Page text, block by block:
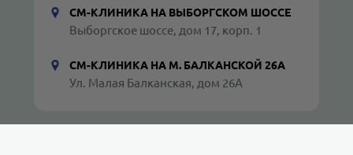
СМ-КЛИНИКА НА ВЫБОРГСКОМ ШОССЕ
Выборгское шоссе, дом 17, корп. 1
СМ-КЛИНИКА НА М. БАЛКАНСКОЙ 26А
Ул. Малая Балканская, дом 26А